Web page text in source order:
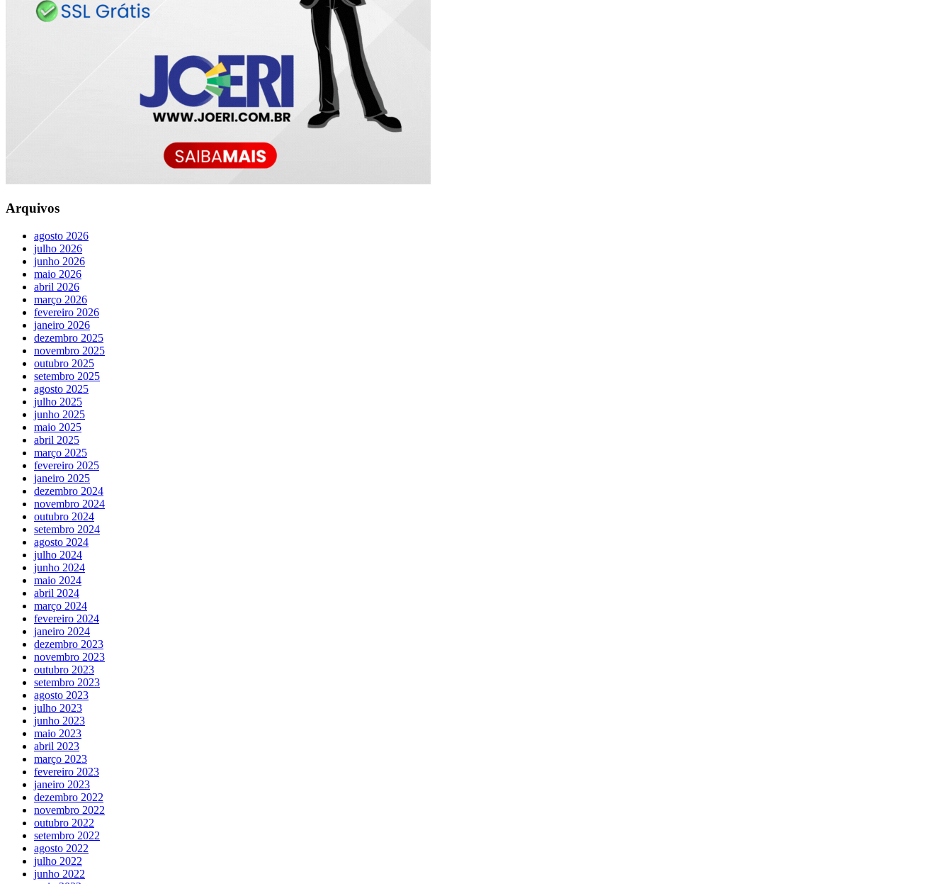
Arquivos
agosto 2026
julho 2026
junho 2026
maio 2026
abril 2026
março 2026
fevereiro 2026
janeiro 2026
dezembro 2025
novembro 2025
outubro 2025
setembro 2025
agosto 2025
julho 2025
junho 2025
maio 2025
abril 2025
março 2025
fevereiro 2025
janeiro 2025
dezembro 2024
novembro 2024
outubro 2024
setembro 2024
agosto 2024
julho 2024
junho 2024
maio 2024
abril 2024
março 2024
fevereiro 2024
janeiro 2024
dezembro 2023
novembro 2023
outubro 2023
setembro 2023
agosto 2023
julho 2023
junho 2023
maio 2023
abril 2023
março 2023
fevereiro 2023
janeiro 2023
dezembro 2022
novembro 2022
outubro 2022
setembro 2022
agosto 2022
julho 2022
junho 2022